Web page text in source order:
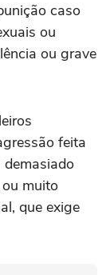
caso
ou
ou grave
feita
muito
que exige